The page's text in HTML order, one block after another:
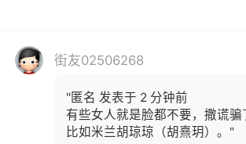
街友02506268
"匿名 发表于 2 分钟前
有些女人就是脸都不要，撒谎骗
比如米兰胡琼琼（胡熹玥）。"